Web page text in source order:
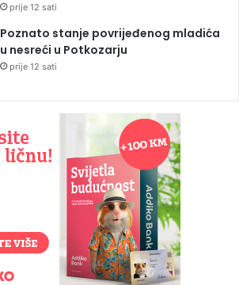
prije 12 sati
Poznato stanje povrijeđenog mladića
u nesreći u Potkozarju
prije 12 sati